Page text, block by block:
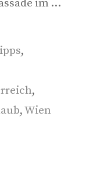
im …
,
,
,Wien